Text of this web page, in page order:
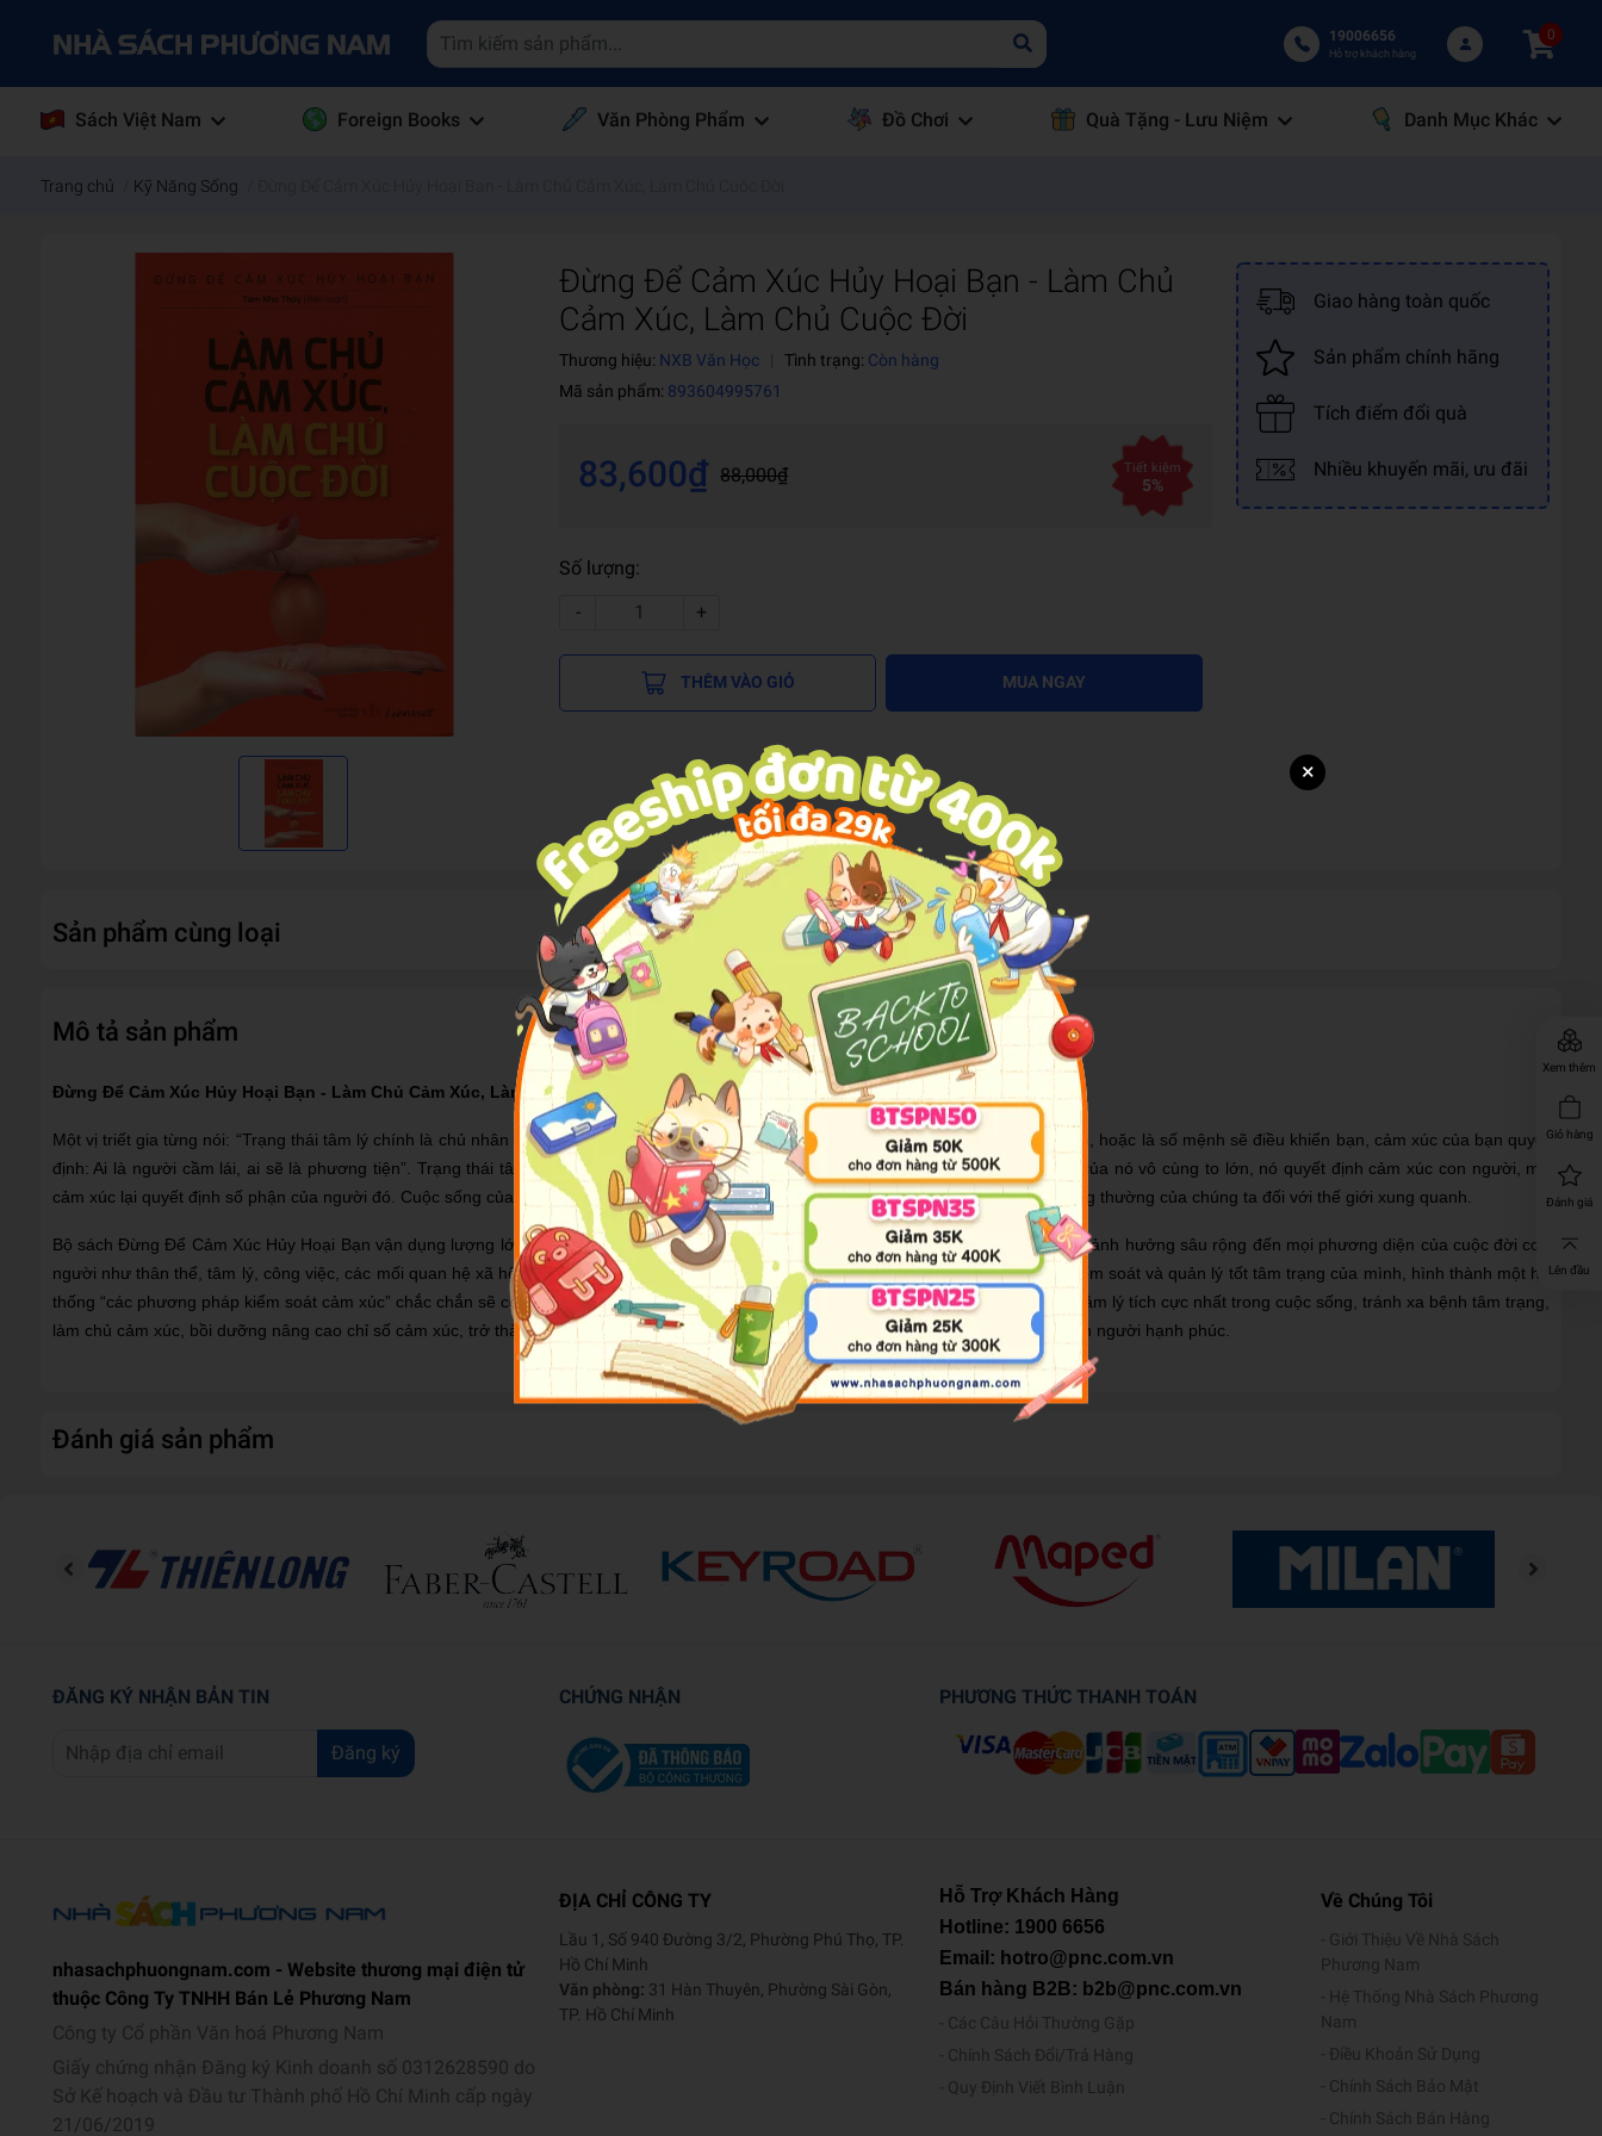
19006656
Hỗ trợ khách hàng
0
Sách Việt Nam Foreign Books Văn Phòng Phẩm Đồ Chơi Quà Tặng - Lưu Niệm Danh Mục Khác
Xem thêm
Giỏ hàng
Đánh giá
Lên đầu
Trang chủ Kỹ Năng Sống
Đừng Để Cảm Xúc Hủy Hoại Bạn - Làm Chủ
Cảm Xúc, Làm Chủ Cuộc Đời
Thương hiệu: NXB Văn Học Tình trạng: Còn hàng
Mã sản phẩm: 893604995761
83,600₫ 88,000₫ Tiết kiệm
5%
Số lượng:
-
+
THÊM VÀO GIỎ MUA NGAY
Giao hàng toàn quốc
Sản phẩm chính hãng
Tích điểm đổi quà
Nhiều khuyến mãi, ưu đãi
Sản phẩm cùng loại
Mô tả sản phẩm
Đừng Để Cảm Xúc Hủy Hoại Bạn - Làm Chủ Cảm Xúc, Làm Chủ Cuộc Đời.
Một vị triết gia từng nói: “Trạng thái tâm lý chính là chủ nhân của con người”, một vĩ nhân cũng nhận định: “Hoặc là bạn dẫn dắt số mệnh, hoặc là số mệnh sẽ điều khiển bạn, cảm xúc của bạn quyết
định: Ai là người cầm lái, ai sẽ là phương tiện”. Trạng thái tâm lý quyết định cuộc đời, trạng thái tâm lý thực sự quan trọng, sức mạnh của nó vô cùng to lớn, nó quyết định cảm xúc con người, mà
cảm xúc lại quyết định số phận của người đó. Cuộc sống của con người không thể tách rời cảm xúc, nó chính là sự phản ánh tâm lý thông thường của chúng ta đối với thế giới xung quanh.
Bộ sách Đừng Để Cảm Xúc Hủy Hoại Bạn vận dụng lượng lớn những ví dụ thực tiễn để trình bày và chứng thực trạng thái tâm lý có tầm ảnh hưởng sâu rộng đến mọi phương diện của cuộc đời con
người như thân thể, tâm lý, công việc, các mối quan hệ xã hội… đồng thời đưa ra rất nhiều phương pháp và biện pháp hữu hiệu giúp kiểm soát và quản lý tốt tâm trạng của mình, hình thành một hệ
thống “các phương pháp kiểm soát cảm xúc” chắc chắn sẽ có hiệu quả khi áp dụng và thực hành, từ đó độc giả có thể duy trì trạng thái tâm lý tích cực nhất trong cuộc sống, tránh xa bệnh tâm trạng,
làm chủ cảm xúc, bồi dưỡng nâng cao chỉ số cảm xúc, trở thành một con người thành công, sở hữu tâm thế tốt nhất để trở thành một con người hạnh phúc.
Đánh giá sản phẩm
ĐĂNG KÝ NHẬN BẢN TIN
Đăng ký
CHỨNG NHẬN PHƯƠNG THỨC THANH TOÁN
nhasachphuongnam.com - Website thương mại điện tử
thuộc Công Ty TNHH Bán Lẻ Phương Nam
Công ty Cổ phần Văn hoá Phương Nam
Giấy chứng nhận Đăng ký Kinh doanh số 0312628590 do
Sở Kế hoạch và Đầu tư Thành phố Hồ Chí Minh cấp ngày
21/06/2019
ĐỊA CHỈ CÔNG TY
Lầu 1, Số 940 Đường 3/2, Phường Phú Thọ, TP.
Hồ Chí Minh
Văn phòng: 31 Hàn Thuyên, Phường Sài Gòn,
TP. Hồ Chí Minh
Hỗ Trợ Khách Hàng
Hotline: 1900 6656
Email: hotro@pnc.com.vn
Bán hàng B2B: b2b@pnc.com.vn
Các Câu Hỏi Thường Gặp
Chính Sách Đổi/Trả Hàng
Quy Định Viết Bình Luận
Về Chúng Tôi
Giới Thiệu Về Nhà Sách
Phương Nam
Hệ Thống Nhà Sách Phương
Nam
Điều Khoản Sử Dụng
Chính Sách Bảo Mật
Chính Sách Bán Hàng
×